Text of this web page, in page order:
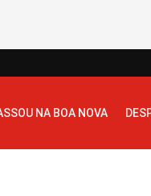
NA BOA NOVA